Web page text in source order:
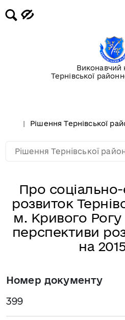
Виконавчий
Тернівської
Рішення Тернівської
Про
розвиток
м. Кривого Рогу
перспективи
на
Номер документу
399
Рішення Тернівської
ХХХІІІ сесія
Сесії за 2014 рік